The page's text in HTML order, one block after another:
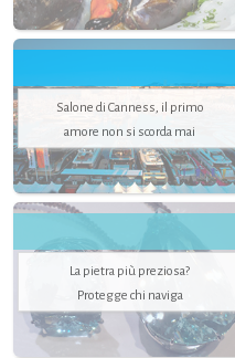
Salone di Canness, il primo
amore non si scorda mai
La pietra più preziosa?
Protegge chi naviga